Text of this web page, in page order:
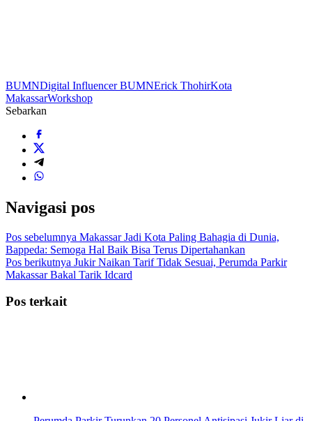
BUMNDigital Influencer BUMNErick ThohirKota
MakassarWorkshop
Sebarkan
Navigasi pos
Pos sebelumnya Makassar Jadi Kota Paling Bahagia di Dunia,
Bappeda: Semoga Hal Baik Bisa Terus Dipertahankan
Pos berikutnya Jukir Naikan Tarif Tidak Sesuai, Perumda Parkir
Makassar Bakal Tarik Idcard
Pos terkait